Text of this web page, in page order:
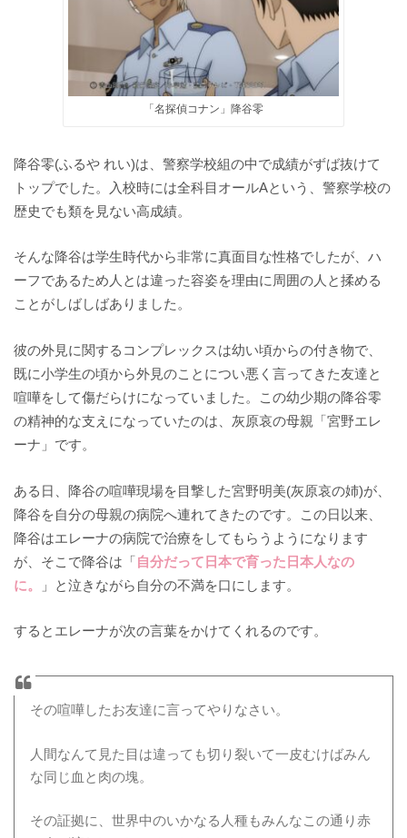
「名探偵コナン」降谷零
降谷零(ふるや れい)は、警察学校組の中で成績がずば抜けて
トップでした。入校時には全科目オールAという、警察学校の
歴史でも類を見ない高成績。
そんな降谷は学生時代から非常に真面目な性格でしたが、ハ
ーフであるため人とは違った容姿を理由に周囲の人と揉める
ことがしばしばありました。
彼の外見に関するコンプレックスは幼い頃からの付き物で、
既に小学生の頃から外見のことについ悪く言ってきた友達と
喧嘩をして傷だらけになっていました。この幼少期の降谷零
の精神的な支えになっていたのは、灰原哀の母親「宮野エレ
ーナ」です。
ある日、降谷の喧嘩現場を目撃した宮野明美(灰原哀の姉)が、
降谷を自分の母親の病院へ連れてきたのです。この日以来、
降谷はエレーナの病院で治療をしてもらうようになります
が、そこで降谷は「自分だって日本で育った日本人なの
に。
」と泣きながら自分の不満を口にします。
するとエレーナが次の言葉をかけてくれるのです。
その喧嘩したお友達に言ってやりなさい。
人間なんて見た目は違っても切り裂いて一皮むけばみん
な同じ血と肉の塊。
その証拠に、世界中のいかなる人種もみんなこの通り赤